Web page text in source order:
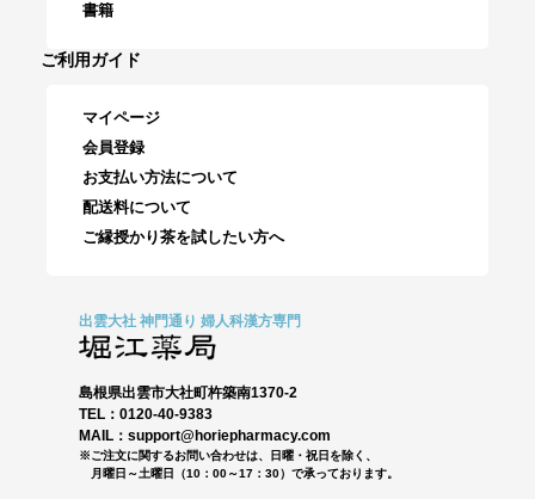
書籍
ご利用ガイド
マイページ
会員登録
お支払い方法について
配送料について
ご縁授かり茶を試したい方へ
出雲大社 神門通り 婦人科漢方専門
島根県出雲市大社町杵築南1370-2
TEL：0120-40-9383
MAIL：support@horiepharmacy.com
※ご注文に関するお問い合わせは、日曜・祝日を除く、
月曜日～土曜日（10：00～17：30）で承っております。